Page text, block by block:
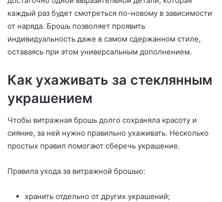
каждый раз будет смотреться по-новому в зависимости
от наряда. Брошь позволяет проявить
индивидуальность даже в самом сдержанном стиле,
оставаясь при этом универсальным дополнением.
Как ухаживать за стеклянным
украшением
Чтобы витражная брошь долго сохраняла красоту и
сияние, за ней нужно правильно ухаживать. Несколько
простых правил помогают сберечь украшение.
Правила ухода за витражной брошью:
хранить отдельно от других украшений;